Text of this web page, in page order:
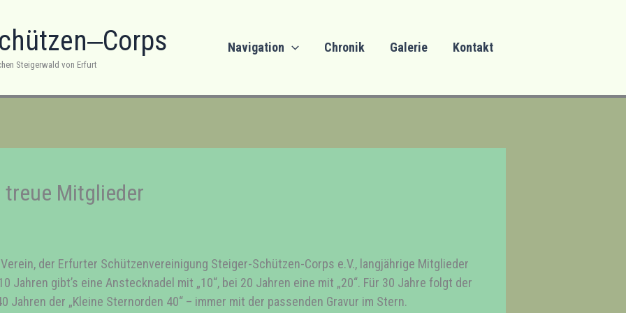
Steigerwald von Erfurt
Navigation Chronik Galerie Kontakt
treue Mitglieder
der Erfurter Schützenvereinigung Steiger-Schützen-Corps e.V., langjährige Mitglieder
Jahren gibt’s eine Anstecknadel mit „10“, bei 20 Jahren eine mit „20“. Für 30 Jahre folgt der
Jahren der „Kleine Sternorden 40“ – immer mit der passenden Gravur im Stern.